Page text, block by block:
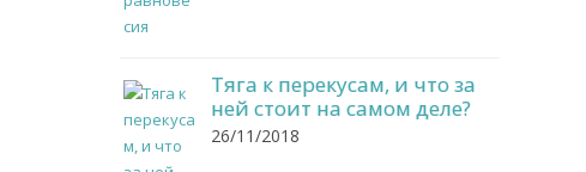
Тяга к перекусам, и что за
ней стоит на самом деле?
26/11/2018